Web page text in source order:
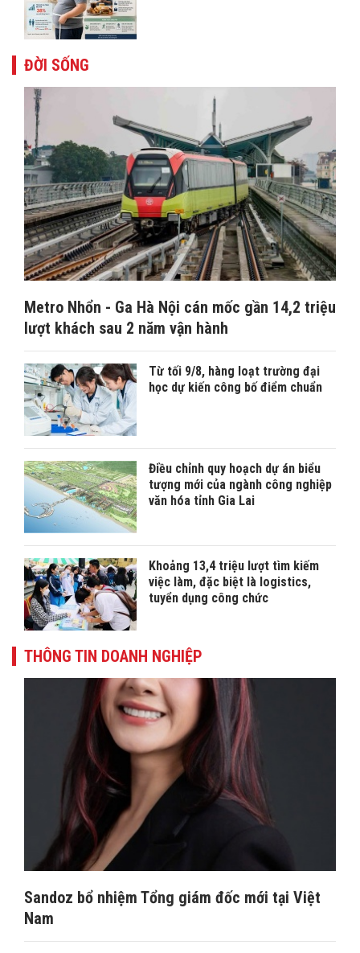
ĐỜI SỐNG
Metro Nhổn - Ga Hà Nội cán mốc gần 14,2 triệu
lượt khách sau 2 năm vận hành
Từ tối 9/8, hàng loạt trường đại
học dự kiến công bố điểm chuẩn
Điều chỉnh quy hoạch dự án biểu
tượng mới của ngành công nghiệp
văn hóa tỉnh Gia Lai
Khoảng 13,4 triệu lượt tìm kiếm
việc làm, đặc biệt là logistics,
tuyển dụng công chức
THÔNG TIN DOANH NGHIỆP
Sandoz bổ nhiệm Tổng giám đốc mới tại Việt
Nam